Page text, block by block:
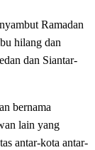
Ramadan
hilang dan
dan Siantar-
bernama
lain yang
antar-kota antar-